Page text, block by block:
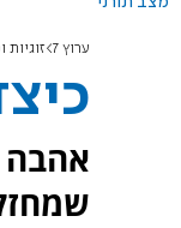
ערוץ 7
אהבה